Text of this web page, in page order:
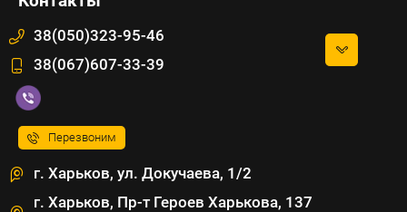
38(050)323-95-46
38(067)607-33-39
Перезвоним
г. Харьков, ул. Докучаева, 1/2
г. Харьков, Пр-т Героев Харькова, 137